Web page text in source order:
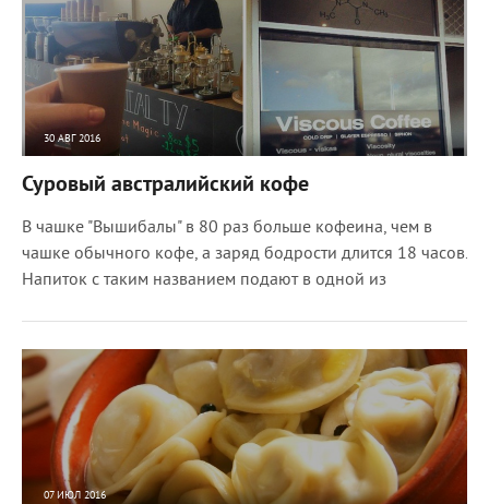
30 АВГ 2016
Суровый австралийский кофе
В чашке "Вышибалы" в 80 раз больше кофеина, чем в
чашке обычного кофе, а заряд бодрости длится 18 часов.
Напиток с таким названием подают в одной из
07 ИЮЛ 2016